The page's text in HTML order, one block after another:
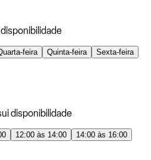
feira Quinta-feira
Sexta-feira
disponibilidade
12:00 às 14:00
14:00 às 16:00